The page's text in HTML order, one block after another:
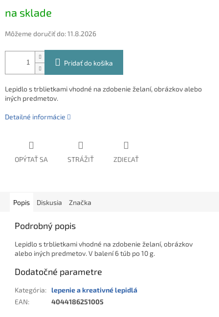
cena:
na sklade
Môžeme doručiť do:11.8.2026
Pridať do košíka
Lepidlo s trblietkami vhodné na zdobenie želaní, obrázkov alebo
iných predmetov.
Detailné informácie
OPÝTAŤ SA STRÁŽIŤ ZDIEĽAŤ
Popis Diskusia Značka
Podrobný popis
Lepidlo s trblietkami vhodné na zdobenie želaní, obrázkov
alebo iných predmetov. V balení 6 túb po 10 g.
Dodatočné parametre
Kategória: lepenie a kreativné lepidlá
EAN: 4044186251005